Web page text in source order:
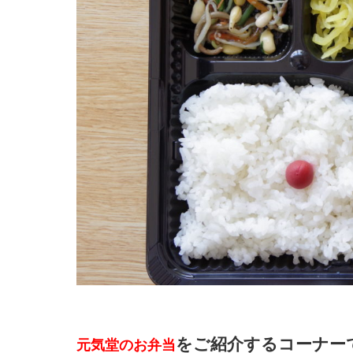
元気堂のお弁当をご紹介するコーナー